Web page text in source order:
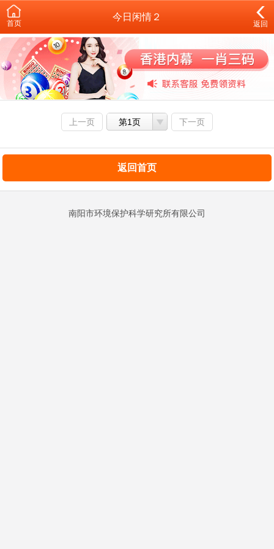
首页
今日闲情２
返回
上一页 第1页 下一页
返回首页
南阳市环境保护科学研究所有限公司